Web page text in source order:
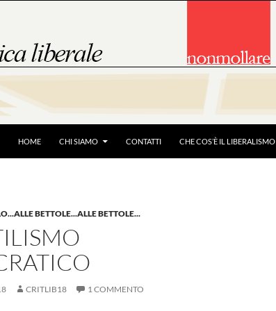
HOME CHI SIAMO CONTATTI CHE COS’È IL LIBERALISMO
BETTOLE...ALLE BETTOLE...
CRITLIB18 1 COMMENTO